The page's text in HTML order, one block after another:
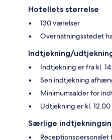
Hotellets størrelse
130 værelser
Overnatningsstedet
Indtjekning/
Indtjekning er fra kl.
Sen indtjekning
Minimumsalder for
Udtjekning er kl. 12.00
Særlige